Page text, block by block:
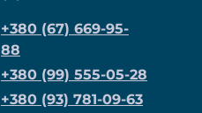
+380 (67) 669-95-
88
+380 (99) 555-05-28
+380 (93) 781-09-63